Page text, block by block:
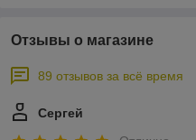
Отзывы о магазине
89 отзывов за всё время
Сергей